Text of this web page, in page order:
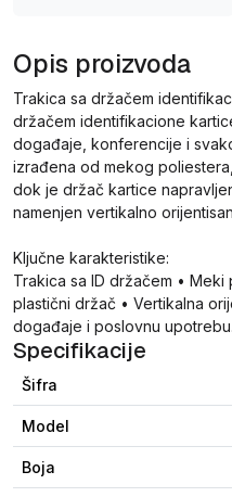
Opis proizvoda
Trakica sa držačem
držačem identifikacione
događaje, konferencije i
izrađena od mekog
dok je držač kartice
namenjen vertikalno
Ključne karakteristike:
Trakica sa ID držačem •
plastični držač • Vertikalna
događaje i poslovnu upotrebu.
Specifikacije
Šifra
Model
Boja